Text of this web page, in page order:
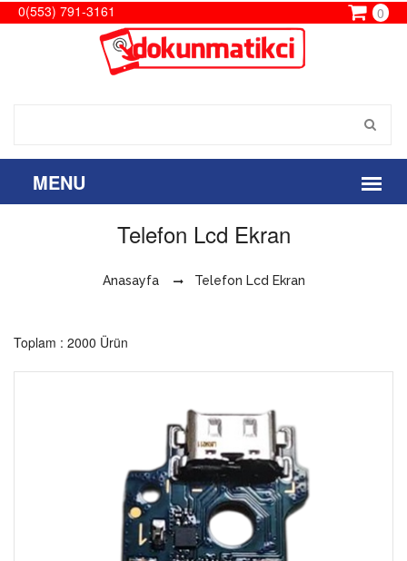
0(553) 791-3161 0
Telefon Lcd Ekran
Anasayfa Telefon Lcd Ekran
Toplam : 2000 Ürün